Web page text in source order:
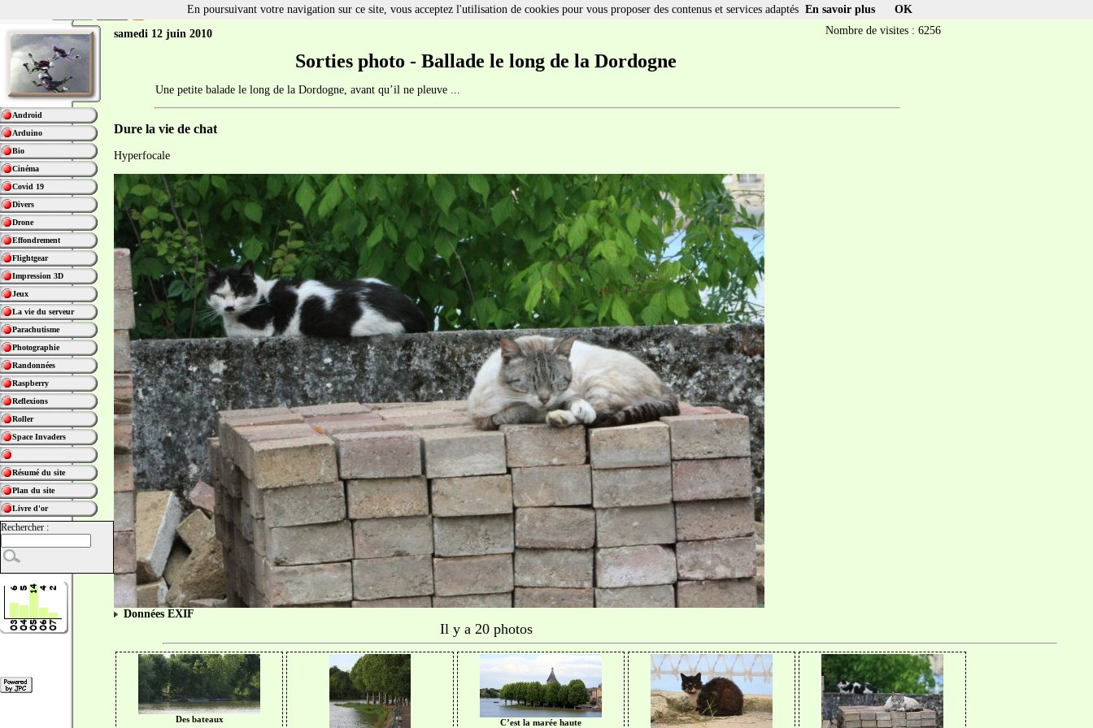
Android
Arduino
Bio
Cinéma
Covid 19
Divers
Drone
Effondrement
Flightgear
Impression 3D
Jeux
La vie du serveur
Parachutisme
Photographie
Randonnées
Raspberry
Reflexions
Roller
Space Invaders
Résumé du site
Plan du site
Livre d'or
Rechercher :
samedi 12 juin 2010 Nombre de visites : 6256
Sorties photo - Ballade le long de la Dordogne
Une petite balade le long de la Dordogne, avant qu’il ne pleuve ...
Dure la vie de chat
Hyperfocale
Données EXIF
Il y a 20 photos
Des bateaux C’est la marée haute
En poursuivant votre navigation sur ce site, vous acceptez l'utilisation de cookies pour vous proposer des contenus et services adaptés En savoir plus OK